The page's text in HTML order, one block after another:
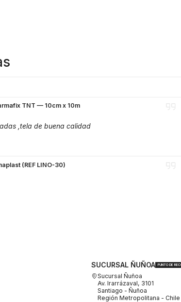
TNT — 10cm x 10m
,tela de buena calidad
(REF LINO-30)
SUCURSAL ÑUÑOA PUNTO DE
Sucursal Ñuñoa
Av. Irarrázaval, 3101
Santiago - Ñuñoa
Región Metropolitana - Chile